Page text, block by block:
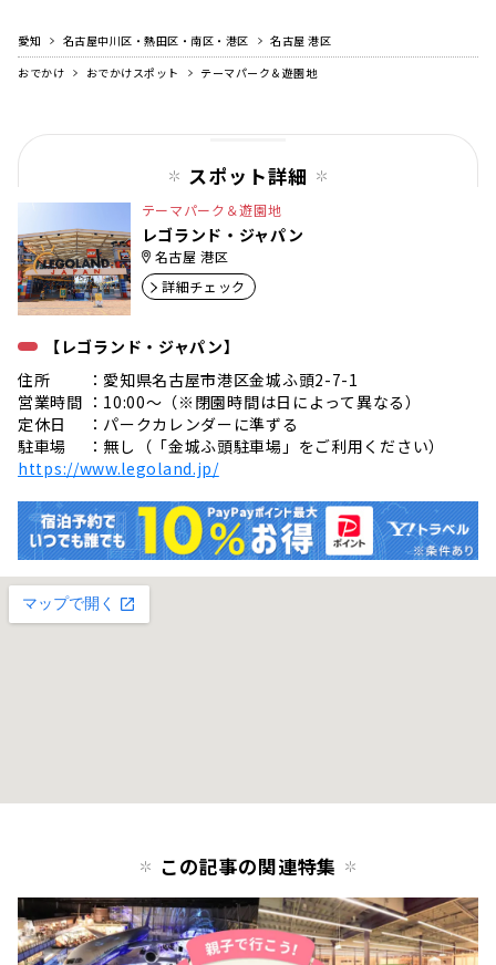
愛知 名古屋中川区・熱田区・南区・港区
名古屋 港区
おでかけ
おでかけスポット テーマパーク＆遊園地
スポット詳細
テーマパーク＆遊園地
レゴランド・ジャパン
名古屋 港区
詳細チェック
【レゴランド・ジャパン】
住所 ：愛知県名古屋市港区金城ふ頭2-7-1
営業時間 ：10:00〜（※閉園時間は日によって異なる）
定休日 ：パークカレンダーに準ずる
駐車場 ：無し（「金城ふ頭駐車場」をご利用ください）
https://www.legoland.jp/
この記事の関連特集